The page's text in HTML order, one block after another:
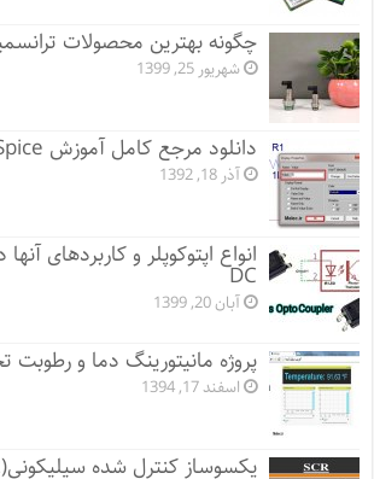
چگونه بهترین محصولات
شهریور 25, 1399
دانلود مرجع کامل آموزش OrCAD PSpice
آذر 18, 1392
DC
آبان 20, 1399
پروژه مانيتورينگ دما و
اسفند 17, 1394
یکسوساز کنترل شده سیلیکونی(SCR)